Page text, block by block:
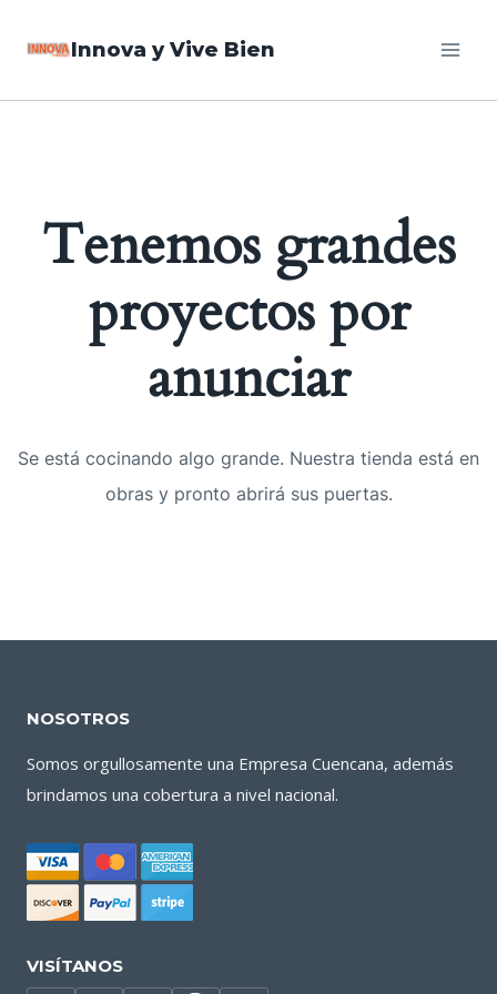
Innova y Vive Bien
Tenemos grandes
proyectos por
anunciar
Se está cocinando algo grande. Nuestra tienda está en
obras y pronto abrirá sus puertas.
NOSOTROS
Somos orgullosamente una Empresa Cuencana, además
brindamos una cobertura a nivel nacional.
VISÍTANOS